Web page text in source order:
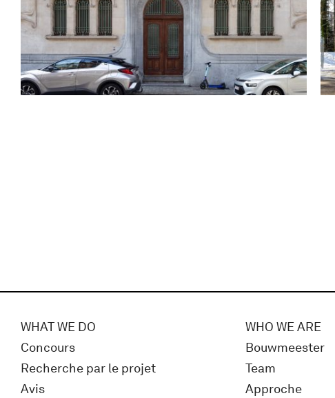
WHAT WE DO
Concours
Recherche par le projet
Avis
WHO WE ARE
Bouwmeester
Team
Approche